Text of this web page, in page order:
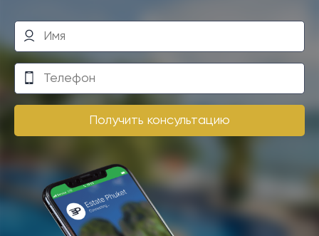
Получить консультацию